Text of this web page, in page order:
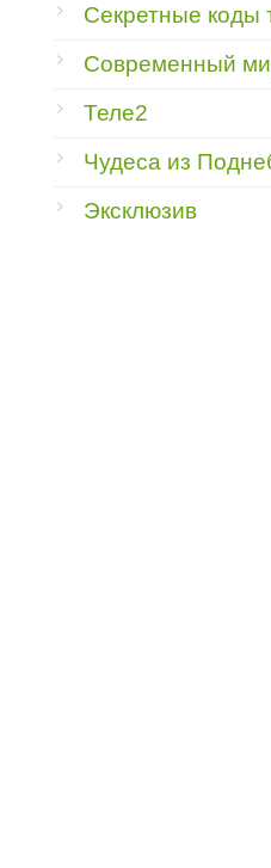
Секретные коды
Современный
Теле2
Чудеса из
Эксклюзив